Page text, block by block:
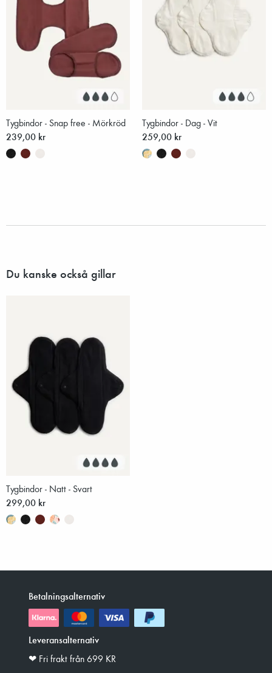
Tygbindor - Snap free - Mörkröd
239,00 kr
Tygbindor - Dag - Vit
259,00 kr
Du kanske också gillar
Tygbindor - Natt - Svart
299,00 kr
Betalningsalternativ
Leveransalternativ
❤︎ Fri frakt från 699 KR